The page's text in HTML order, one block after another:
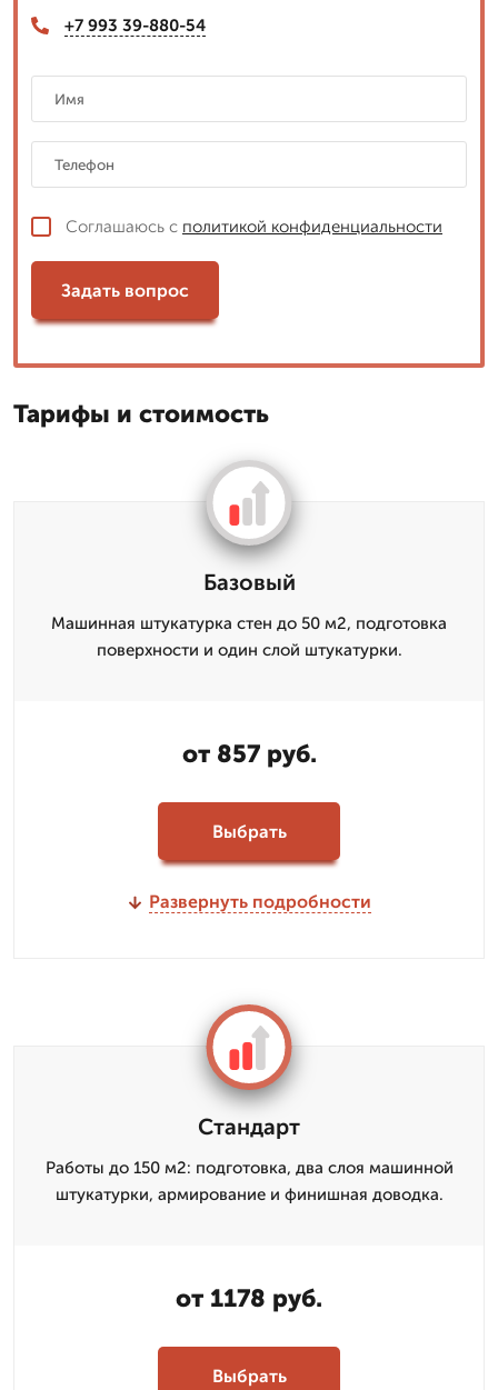
+7 993 39-880-54
Соглашаюсь с политикой конфиденциальности
Задать вопрос
Тарифы и стоимость
Базовый
Машинная штукатурка стен до 50 м2, подготовка
поверхности и один слой штукатурки.
от 857 руб.
Выбрать
Развернуть подробности
Стандарт
Работы до 150 м2: подготовка, два слоя машинной
штукатурки, армирование и финишная доводка.
от 1178 руб.
Выбрать